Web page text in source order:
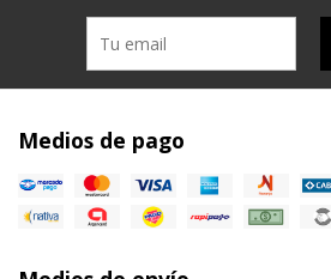
Medios de pago